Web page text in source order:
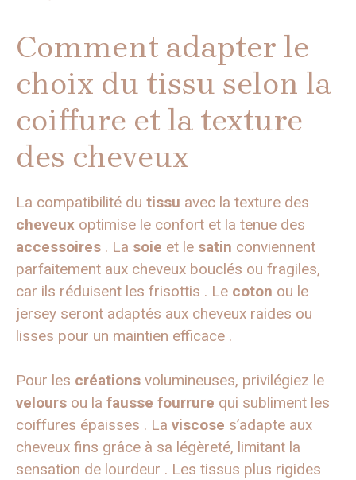
Comment adapter le
choix du tissu selon la
coiffure et la texture
des cheveux
La compatibilité du tissu avec la texture des
cheveux optimise le confort et la tenue des
accessoires . La soie et le satin conviennent
parfaitement aux cheveux bouclés ou fragiles,
car ils réduisent les frisottis . Le coton ou le
jersey seront adaptés aux cheveux raides ou
lisses pour un maintien efficace .
Pour les créations volumineuses, privilégiez le
velours ou la fausse fourrure qui subliment les
coiffures épaisses . La viscose s’adapte aux
cheveux fins grâce à sa légèreté, limitant la
sensation de lourdeur . Les tissus plus rigides